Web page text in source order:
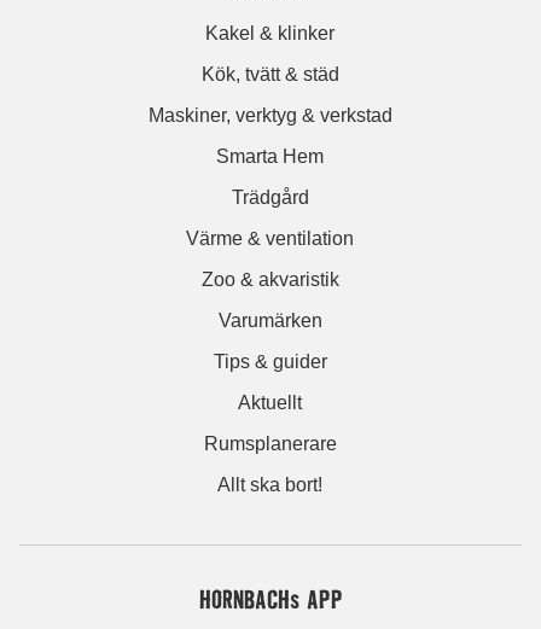
Kakel & klinker
Kök, tvätt & städ
Maskiner, verktyg & verkstad
Smarta Hem
Trädgård
Värme & ventilation
Zoo & akvaristik
Varumärken
Tips & guider
Aktuellt
Rumsplanerare
Allt ska bort!
HORNBACHs APP